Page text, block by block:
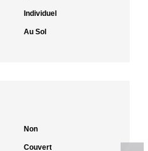
Individuel
Au Sol
Non
Couvert